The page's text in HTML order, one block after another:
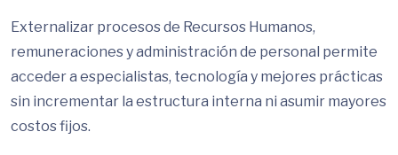
Externalizar procesos de Recursos Humanos,
remuneraciones y administración de personal permite
acceder a especialistas, tecnología y mejores prácticas
sin incrementar la estructura interna ni asumir mayores
costos fijos.